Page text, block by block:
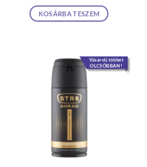
KOSÁRBA TESZEM
Vásárolj többet
OLCSÓBBAN!